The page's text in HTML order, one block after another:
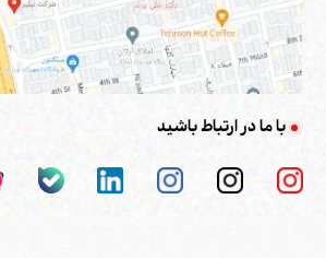
با ما در ارتباط باشید